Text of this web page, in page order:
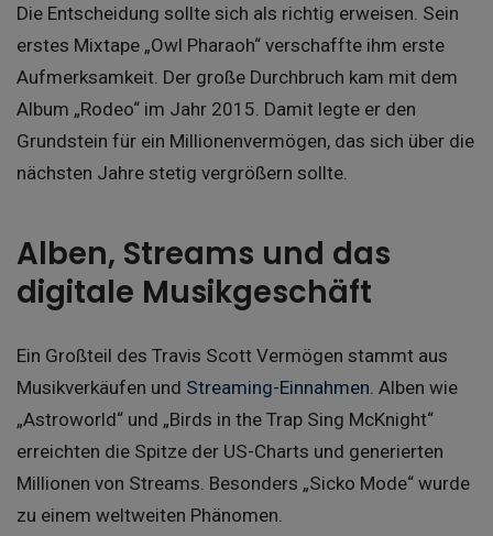
Die Entscheidung sollte sich als richtig erweisen. Sein
erstes Mixtape „Owl Pharaoh“ verschaffte ihm erste
Aufmerksamkeit. Der große Durchbruch kam mit dem
Album „Rodeo“ im Jahr 2015. Damit legte er den
Grundstein für ein Millionenvermögen, das sich über die
nächsten Jahre stetig vergrößern sollte.
Alben, Streams und das
digitale Musikgeschäft
Ein Großteil des Travis Scott Vermögen stammt aus
Musikverkäufen und Streaming-Einnahmen . Alben wie
„Astroworld“ und „Birds in the Trap Sing McKnight“
erreichten die Spitze der US-Charts und generierten
Millionen von Streams. Besonders „Sicko Mode“ wurde
zu einem weltweiten Phänomen.